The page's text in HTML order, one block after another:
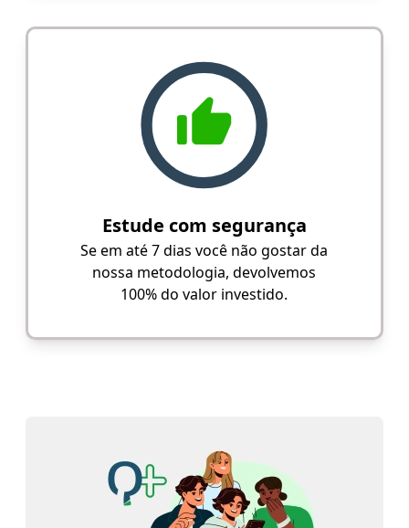
Estude com segurança
Se em até 7 dias você não gostar da
nossa metodologia, devolvemos
100% do valor investido.